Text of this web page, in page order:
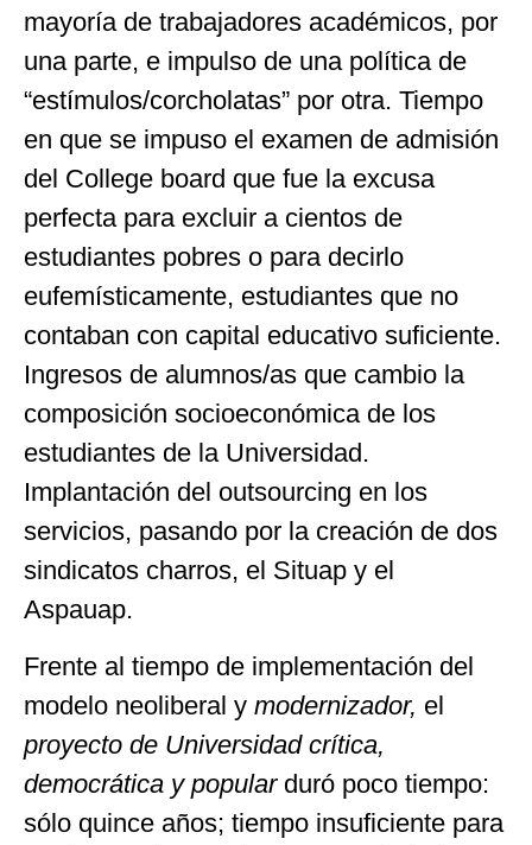
mayoría de trabajadores académicos, por
una parte, e impulso de una política de
“estímulos/corcholatas” por otra. Tiempo
en que se impuso el examen de admisión
del College board que fue la excusa
perfecta para excluir a cientos de
estudiantes pobres o para decirlo
eufemísticamente, estudiantes que no
contaban con capital educativo suficiente.
Ingresos de alumnos/as que cambio la
composición socioeconómica de los
estudiantes de la Universidad.
Implantación del outsourcing en los
servicios, pasando por la creación de dos
sindicatos charros, el Situap y el
Aspauap.
Frente al tiempo de implementación del
modelo neoliberal y modernizador, el
proyecto de Universidad crítica,
democrática y popular duró poco tiempo:
sólo quince años; tiempo insuficiente para